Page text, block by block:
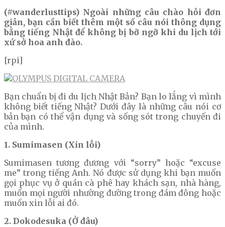
(#wanderlusttips) Ngoài những câu chào hỏi đơn
giản, bạn cần biết thêm một số câu nói thông dụng
bằng tiếng Nhật để không bị bỡ ngỡ khi du lịch tới
xứ sở hoa anh đào.
[rpi]
Bạn chuẩn bị đi du lịch Nhật Bản? Bạn lo lắng vì mình
không biết tiếng Nhật? Dưới đây là những câu nói cơ
bản bạn có thể vận dụng và sống sót trong chuyến đi
của mình.
1. Sumimasen (Xin lỗi)
Sumimasen tương đương với “sorry” hoặc “excuse
me” trong tiếng Anh. Nó được sử dụng khi bạn muốn
gọi phục vụ ở quán cà phê hay khách sạn, nhà hàng,
muốn mọi người nhường đường trong đám đông hoặc
muốn xin lỗi ai đó.
2. Dokodesuka (Ở đâu)